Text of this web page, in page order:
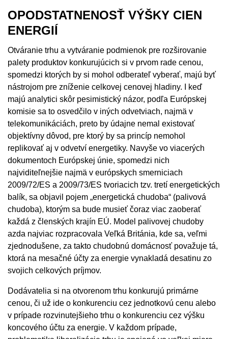
OPODSTATNENOSŤ VÝŠKY CIEN
ENERGIÍ
Otváranie trhu a vytváranie podmienok pre rozširovanie
palety produktov konkurujúcich si v prvom rade cenou,
spomedzi ktorých by si mohol odberateľ vyberať, majú byť
nástrojom pre zníženie celkovej cenovej hladiny. I keď
majú analytici skôr pesimistický názor, podľa Európskej
komisie sa to osvedčilo v iných odvetviach, najmä v
telekomunikáciách, preto by údajne nemal existovať
objektívny dôvod, pre ktorý by sa princíp nemohol
replikovať aj v odvetví energetiky. Navyše vo viacerých
dokumentoch Európskej únie, spomedzi nich
najviditeľnejšie najmä v európskych smerniciach
2009/72/ES a 2009/73/ES tvoriacich tzv. tretí energetických
balík, sa objavil pojem „energetická chudoba“ (palivová
chudoba), ktorým sa bude musieť čoraz viac zaoberať
každá z členských krajín EÚ. Model palivovej chudoby
azda najviac rozpracovala Veľká Británia, kde sa, veľmi
zjednodušene, za takto chudobnú domácnosť považuje tá,
ktorá na mesačné účty za energie vynakladá desatinu zo
svojich celkových príjmov.
Dodávatelia si na otvorenom trhu konkurujú primárne
cenou, či už ide o konkurenciu cez jednotkovú cenu alebo
v prípade rozvinutejšieho trhu o konkurenciu cez výšku
koncového účtu za energie. V každom prípade,